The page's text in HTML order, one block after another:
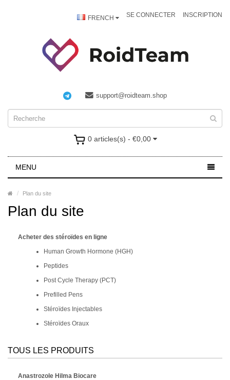
FRENCH SE CONNECTER INSCRIPTION
support@roidteam.shop
0 articles(s) - €0,00
MENU
Plan du site
Plan du site
Acheter des stéroïdes en ligne
Human Growth Hormone (HGH)
Peptides
Post Cycle Therapy (PCT)
Prefilled Pens
Stéroïdes Injectables
Stéroïdes Oraux
TOUS LES PRODUITS
Anastrozole Hilma Biocare